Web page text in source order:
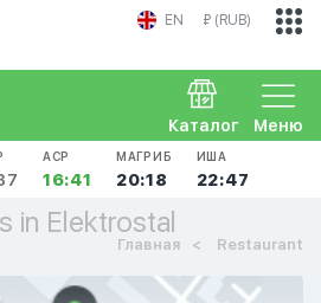
EN ₽ (RUB)
Меню
Каталог
АСР
16:41
МАГРИБ
20:18
ИША
22:47
in Elektrostal
Главная Restaurant